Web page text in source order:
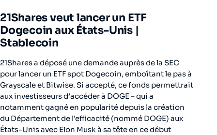
21Shares veut lancer un ETF
Dogecoin aux États-Unis |
Stablecoin
21Shares a déposé une demande auprès de la SEC
pour lancer un ETF spot Dogecoin, emboîtant le pas à
Grayscale et Bitwise. Si accepté, ce fonds permettrait
aux investisseurs d’accéder à DOGE – qui a
notamment gagné en popularité depuis la création
du Département de l’efficacité (nommé DOGE) aux
États-Unis avec Elon Musk à sa tête en ce début